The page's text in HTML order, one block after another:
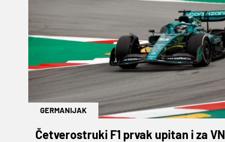
GERMANIJAK
Četverostruki F1 prvak upitan i za VN